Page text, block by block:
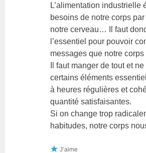
L’alimentation industrielle
besoins de notre corps
notre cerveau… Il faut
l’essentiel pour pouvoir
messages que notre corps
Il faut manger de tout et
certains éléments
à heures régulières et
quantité satisfaisantes.
Si on change trop
habitudes, notre corps
J’aime